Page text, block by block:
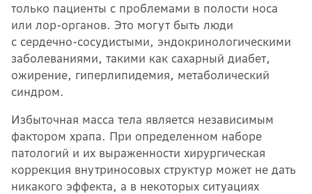
только пациенты с проблемами в полости носа
или лор-органов. Это могут быть люди
с сердечно-сосудистыми, эндокринологическими
заболеваниями, такими как сахарный диабет,
ожирение, гиперлипидемия, метаболический
синдром.
Избыточная масса тела является независимым
фактором храпа. При определенном наборе
патологий и их выраженности хирургическая
коррекция внутриносовых структур может не дать
никакого эффекта, а в некоторых ситуациях